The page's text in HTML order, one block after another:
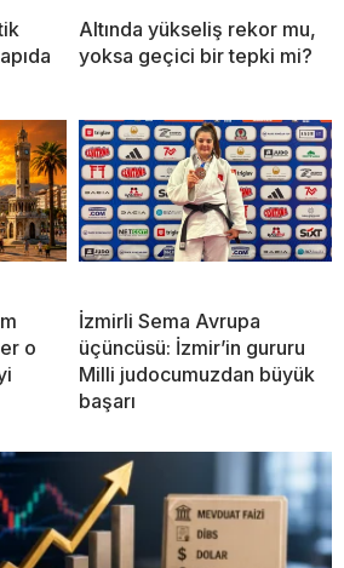
Altında yükseliş rekor mu,
yoksa geçici bir tepki mi?
o
İzmirli Sema Avrupa
üçüncüsü: İzmir’in gururu
Milli judocumuzdan büyük
başarı